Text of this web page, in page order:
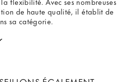
de haute qualité, il établit de
sa catégorie.